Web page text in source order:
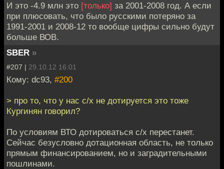
И это -4.9 млн это [только] за 2001-2008 год. А если
при плюсовать, что было русскими потеряно за
1991-2001 и 2008-12 то вообще цифры сильно будут
больше ВОВ.
SBER »
#207 | 29.10.12 16:01
Кому: dc93, #200
> про то, что у нас с/х не дотируется это тоже
Кургинян говорил?
По условиям ВТО дотироваться с/х перестанет.
Сейчас безусловно дотационная область, не только
прямым финансированием, но и заградительными
пошлинами.